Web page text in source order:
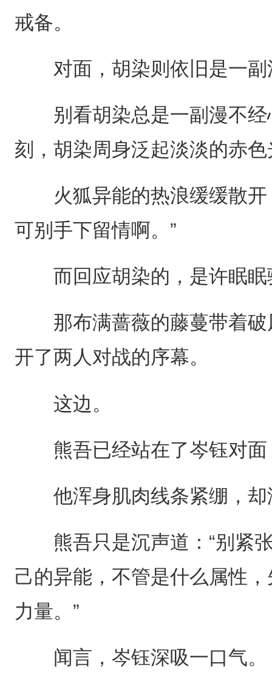
戒备。
对面，胡染则依旧是一副
别看胡染总是一副漫不经
刻，胡染周身泛起淡淡的赤
火狐异能的热浪缓缓散开
可别手下留情啊。”
而回应胡染的，是许眠眠
那布满蔷薇的藤蔓带着破
开了两人对战的序幕。
这边。
熊吾已经站在了岑钰对面
他浑身肌肉线条紧绷，却
熊吾只是沉声道：“别紧张
己的异能，不管是什么属性
力量。”
闻言，岑钰深吸一口气。